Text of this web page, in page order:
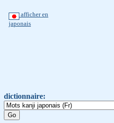
afficher en
japonais
dictionnaire: